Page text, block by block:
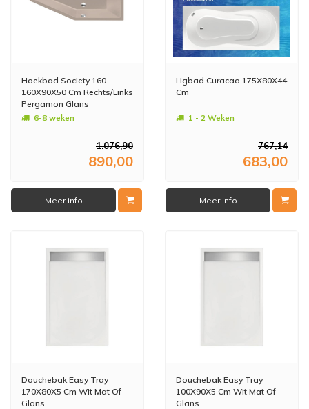
Hoekbad Society 160
160X90X50 Cm Rechts/Links
Pergamon Glans
6-8 weken
1.076,90
890,00
Meer info
Ligbad Curacao 175X80X44
Cm
1 - 2 Weken
767,14
683,00
Meer info
Douchebak Easy Tray
170X80X5 Cm Wit Mat Of
Glans
Douchebak Easy Tray
100X90X5 Cm Wit Mat Of
Glans